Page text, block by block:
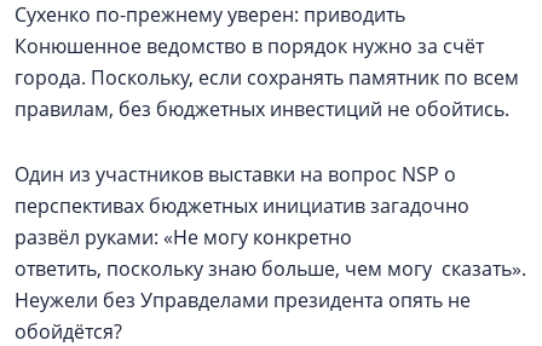
Сухенко по-прежнему уверен: приводить
Конюшенное ведомство в порядок нужно за счёт
города. Поскольку, если сохранять памятник по всем
правилам, без бюджетных инвестиций не обойтись.
Один из участников выставки на вопрос NSP о
перспективах бюджетных инициатив загадочно
развёл руками: «Не могу конкретно
ответить, поскольку знаю больше, чем могу сказать».
Неужели без Управделами президента опять не
обойдётся?